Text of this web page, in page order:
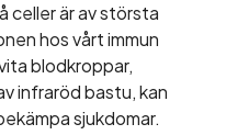
celler är av största
hos vårt immun
blodkroppar,
infraröd bastu, kan
sjukdomar.